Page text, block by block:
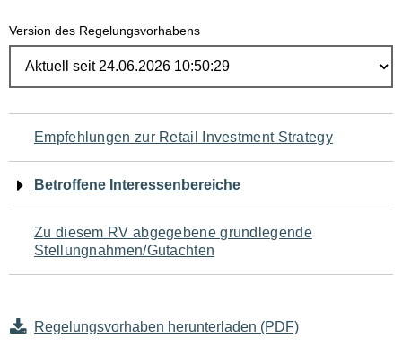
Version des Regelungsvorhabens
Navigation
für
den
Seiteninhalt
Empfehlungen zur Retail Investment Strategy
Betroffene Interessenbereiche
Zu diesem RV abgegebene grundlegende
Stellungnahmen/Gutachten
Regelungsvorhaben herunterladen (PDF)